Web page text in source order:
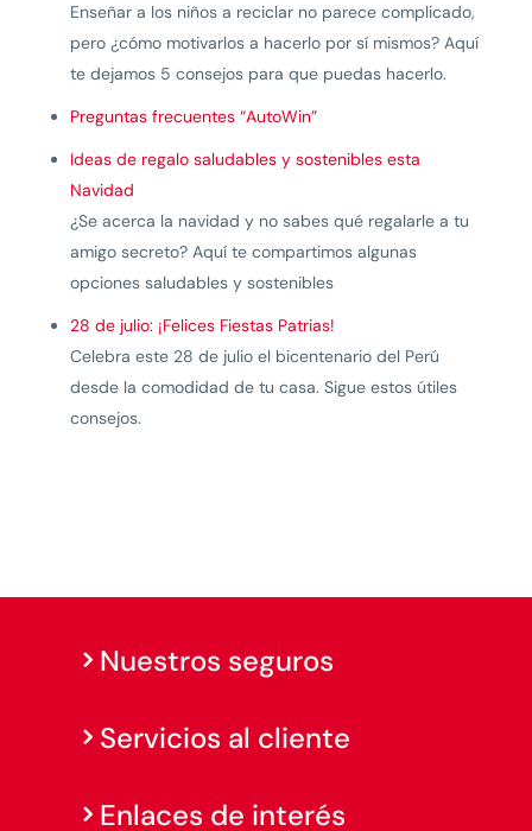
Enseñar a los niños a reciclar no parece complicado,
pero ¿cómo motivarlos a hacerlo por sí mismos? Aquí
te dejamos 5 consejos para que puedas hacerlo.
Preguntas frecuentes “AutoWin”
Ideas de regalo saludables y sostenibles esta
Navidad
¿Se acerca la navidad y no sabes qué regalarle a tu
amigo secreto? Aquí te compartimos algunas
opciones saludables y sostenibles
28 de julio: ¡Felices Fiestas Patrias!
Celebra este 28 de julio el bicentenario del Perú
desde la comodidad de tu casa. Sigue estos útiles
consejos.
Nuestros seguros
Servicios al cliente
Enlaces de interés